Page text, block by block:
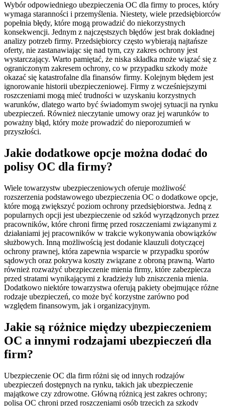
Wybór odpowiedniego ubezpieczenia OC dla firmy to proces, który
wymaga staranności i przemyślenia. Niestety, wiele przedsiębiorców
popełnia błędy, które mogą prowadzić do niekorzystnych
konsekwencji. Jednym z najczęstszych błędów jest brak dokładnej
analizy potrzeb firmy. Przedsiębiorcy często wybierają najtańsze
oferty, nie zastanawiając się nad tym, czy zakres ochrony jest
wystarczający. Warto pamiętać, że niska składka może wiązać się z
ograniczonym zakresem ochrony, co w przypadku szkody może
okazać się katastrofalne dla finansów firmy. Kolejnym błędem jest
ignorowanie historii ubezpieczeniowej. Firmy z wcześniejszymi
roszczeniami mogą mieć trudności w uzyskaniu korzystnych
warunków, dlatego warto być świadomym swojej sytuacji na rynku
ubezpieczeń. Również nieczytanie umowy oraz jej warunków to
poważny błąd, który może prowadzić do nieporozumień w
przyszłości.
Jakie dodatkowe opcje można dodać do
polisy OC dla firmy?
Wiele towarzystw ubezpieczeniowych oferuje możliwość
rozszerzenia podstawowego ubezpieczenia OC o dodatkowe opcje,
które mogą zwiększyć poziom ochrony przedsiębiorstwa. Jedną z
popularnych opcji jest ubezpieczenie od szkód wyrządzonych przez
pracowników, które chroni firmę przed roszczeniami związanymi z
działaniami jej pracowników w trakcie wykonywania obowiązków
służbowych. Inną możliwością jest dodanie klauzuli dotyczącej
ochrony prawnej, która zapewnia wsparcie w przypadku sporów
sądowych oraz pokrywa koszty związane z obroną prawną. Warto
również rozważyć ubezpieczenie mienia firmy, które zabezpiecza
przed stratami wynikającymi z kradzieży lub zniszczenia mienia.
Dodatkowo niektóre towarzystwa oferują pakiety obejmujące różne
rodzaje ubezpieczeń, co może być korzystne zarówno pod
względem finansowym, jak i organizacyjnym.
Jakie są różnice między ubezpieczeniem
OC a innymi rodzajami ubezpieczeń dla
firm?
Ubezpieczenie OC dla firm różni się od innych rodzajów
ubezpieczeń dostępnych na rynku, takich jak ubezpieczenie
majątkowe czy zdrowotne. Główną różnicą jest zakres ochrony;
polisa OC chroni przed roszczeniami osób trzecich za szkody